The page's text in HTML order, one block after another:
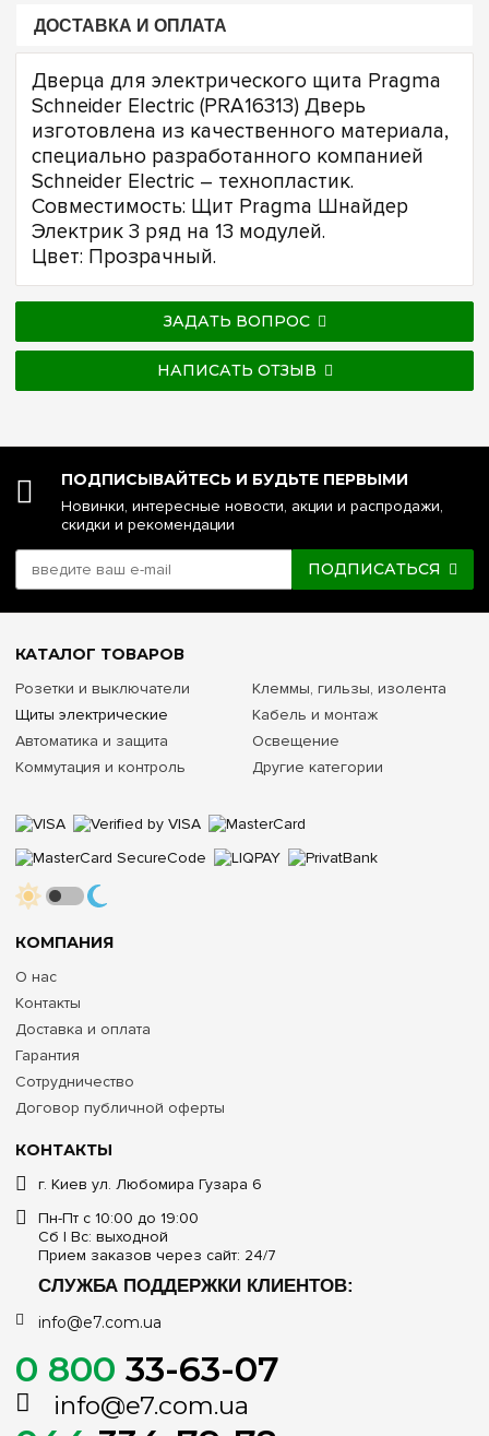
ДОСТАВКА И ОПЛАТА
Дверца для электрического щита Pragma
Schneider Electric (PRA16313) Дверь
изготовлена из качественного материала,
специально разработанного компанией
Schneider Electric – технопластик.
Совместимость: Щит Pragma Шнайдер
Электрик 3 ряд на 13 модулей.
Цвет: Прозрачный.
ЗАДАТЬ ВОПРОС
НАПИСАТЬ ОТЗЫВ
ПОДПИСЫВАЙТЕСЬ И БУДЬТЕ ПЕРВЫМИ
Новинки, интересные новости, акции и распродажи,
скидки и рекомендации
ПОДПИСАТЬСЯ
КОНТАКТЫ
г. Киев ул. Любомира Гузара 6
Пн-Пт с 10:00 до 19:00
Сб | Вс: выходной
Прием заказов через сайт: 24/7
СЛУЖБА ПОДДЕРЖКИ КЛИЕНТОВ:
info@e7.com.ua
0 800 33-63-07
info@e7.com.ua
КОМПАНИЯ
О нас
Контакты
Доставка и оплата
Гарантия
Сотрудничество
Договор публичной оферты
КАТАЛОГ ТОВАРОВ
Розетки и выключатели
Щиты электрические
Автоматика и защита
Коммутация и контроль
Клеммы, гильзы, изолента
Кабель и монтаж
Освещение
Другие категории